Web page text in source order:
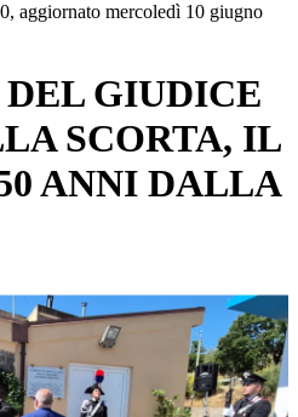
aggiornato mercoledì 10 giugno
GIUDICE
SCORTA, IL
ANNI DALLA